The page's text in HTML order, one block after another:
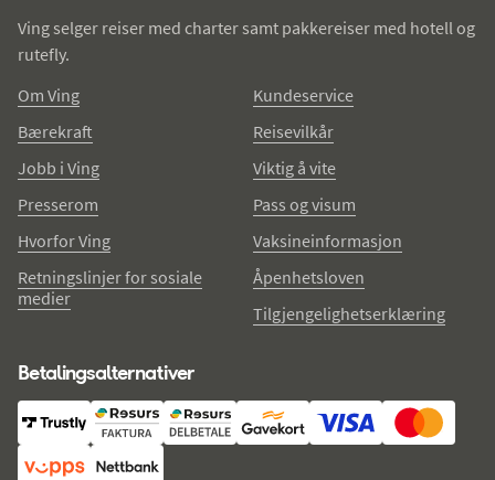
Ving selger reiser med charter samt pakkereiser med hotell og
rutefly.
Om Ving
Bærekraft
Jobb i Ving
Presserom
Hvorfor Ving
Retningslinjer for sosiale
medier
Kundeservice
Reisevilkår
Viktig å vite
Pass og visum
Vaksineinformasjon
Åpenhetsloven
Tilgjengelighetserklæring
Betalingsalternativer